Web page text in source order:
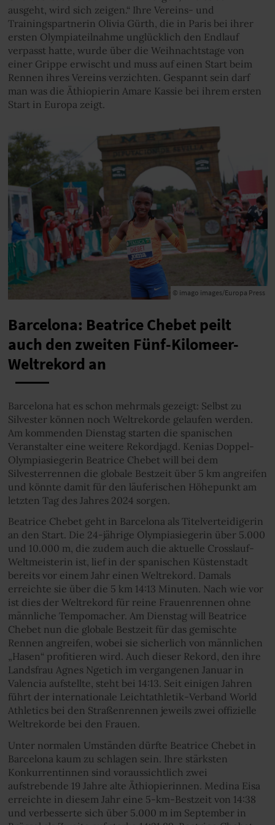
ausgeht, wird sich zeigen.“ Ihre Vereins- und
Trainingspartnerin Olivia Gürth, die in Paris bei ihrer
ersten Olympiateilnahme unglücklich den Endlauf
verpasst hatte, wurde über die Weihnachtstage von
einer Grippe erwischt und muss auf einen Start beim
Rennen ihres Vereins verzichten. Gespannt sein darf
man was die Äthiopierin Amare Kassie bei ihrem ersten
Start in Europa zeigt.
© imago images/Europa Press
Barcelona: Beatrice Chebet peilt
auch den zweiten Fünf-Kilomeer-
Weltrekord an
Barcelona hat es schon mehrmals gezeigt: Selbst zu
Silvester können noch Weltrekorde gelaufen werden.
Am kommenden Dienstag starten die spanischen
Veranstalter eine weitere Rekordjagd. Kenias Doppel-
Olympiasiegerin Beatrice Chebet will bei dem
Silvesterrennen die globale Bestzeit über 5 km angreifen
und könnte damit für den läuferischen Höhepunkt am
letzten Tag des Jahres 2024 sorgen.
Beatrice Chebet geht in Barcelona als Titelverteidigerin
an den Start. Die 24-jährige Olympiasiegerin über 5.000
und 10.000 m, die zudem auch die aktuelle Crosslauf-
Weltmeisterin ist, lief in der spanischen Küstenstadt
bereits vor einem Jahr einen Weltrekord. Damals
erreichte sie über die 5 km 14:13 Minuten. Nach wie vor
ist dies der Weltrekord für reine Frauenrennen ohne
männliche Tempomacher. Am Dienstag will Beatrice
Chebet nun die globale Bestzeit für das gemischte
Rennen angreifen, wobei sie sicherlich von männlichen
„Hasen“ profitieren wird. Auch dieser Rekord, den ihre
Landsfrau Agnes Ngetich im vergangenen Januar in
Valencia aufstellte, steht bei 14:13. Seit einigen Jahren
führt der internationale Leichtathletik-Verband World
Athletics bei den Straßenrennen jeweils zwei offizielle
Weltrekorde bei den Frauen.
Unter normalen Umständen dürfte Beatrice Chebet in
Barcelona kaum zu schlagen sein. Ihre stärksten
Konkurrentinnen sind voraussichtlich zwei
aufstrebende 19 Jahre alte Äthiopierinnen. Medina Eisa
erreichte in diesem Jahr eine 5-km-Bestzeit von 14:38
und verbesserte sich über 5.000 m im September in